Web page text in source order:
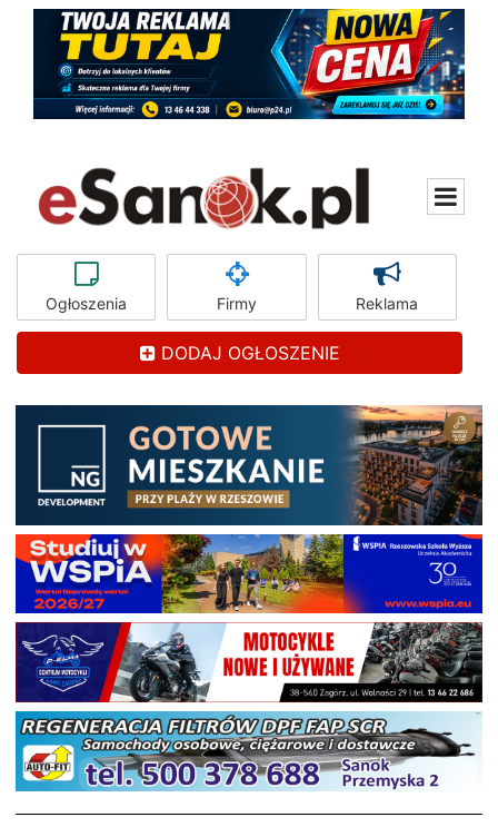
Ogłoszenia Firmy Reklama
DODAJ OGŁOSZENIE